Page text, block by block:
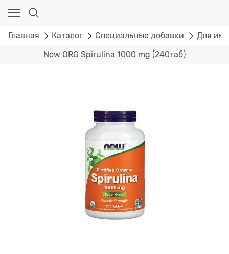
Главная Каталог Специальные добавки Для
Now ORG Spirulina 1000 mg (240таб)